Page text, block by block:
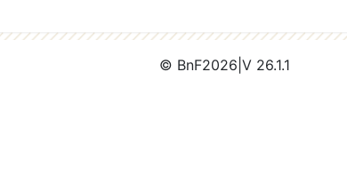
© BnF2026 V 26.1.1